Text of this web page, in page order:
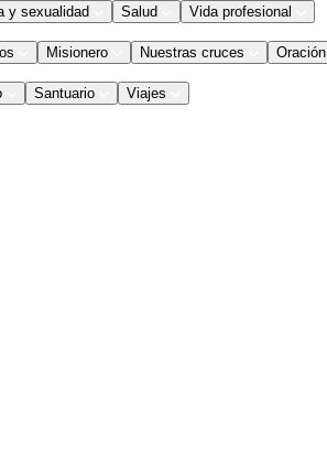
y sexualidad Salud Vida profesional
Misionero Nuestras cruces Oración
Santuario Viajes